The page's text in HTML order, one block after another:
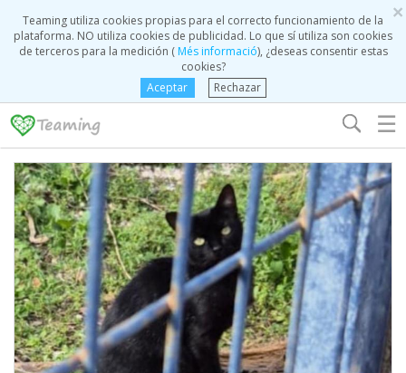
×
Teaming utiliza cookies propias para el correcto funcionamiento de la
plataforma. NO utiliza cookies de publicidad. Lo que sí utiliza son cookies
de terceros para la medición (Més informació), ¿deseas consentir estas
cookies?
Aceptar
Rechazar
☰